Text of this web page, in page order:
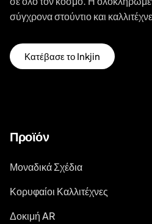
σύγχρονα στούντιο και
Κατέβασε το Inkjin
Προϊόν
Μοναδικά Σχέδια
Κορυφαίοι Καλλιτέχνες
Δοκιμή AR